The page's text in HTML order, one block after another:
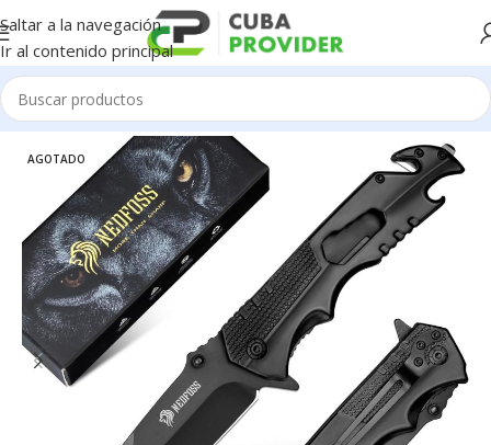
Saltar a la navegación
Ir al contenido principal
Inicio/Defensa Personal
AGOTADO